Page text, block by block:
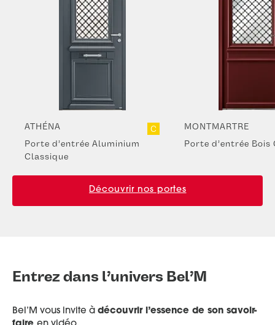
ATHÉNA
Porte d’entrée Aluminium
Classique
C
MONTMARTRE
Porte d’entrée Bois
Découvrir nos portes
Entrez dans l’univers Bel’M
Bel’M vous invite à découvrir l’essence de son savoir-